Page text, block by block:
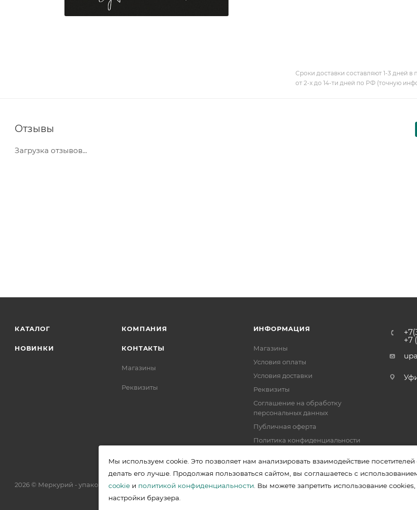
Сроки доставки составляют 1-3 дней в
от 2-х до 14-ти дней по РФ (точную
Отзывы
Загрузка отзывов...
КАТАЛОГ
НОВИНКИ
КОМПАНИЯ
КОНТАКТЫ
Магазины
Реквизиты
ИНФОРМАЦИЯ
Магазины
Условия оплаты
Условия доставки
Реквизиты
Соглашение на обработку
персональных данных
Публичная оферта
Политика конфиденциальности
+7
2026 © Меркурий - упаковочная продукция от ведущих производителей в Уфе
Мы используем cookie. Это позволяет нам анализировать взаимодействие посетителей
делать его лучше. Продолжая пользоваться сайтом, вы соглашаетесь с
cookieи политикой конфиденциальности . Вы можете запретить использование
настройки браузера.